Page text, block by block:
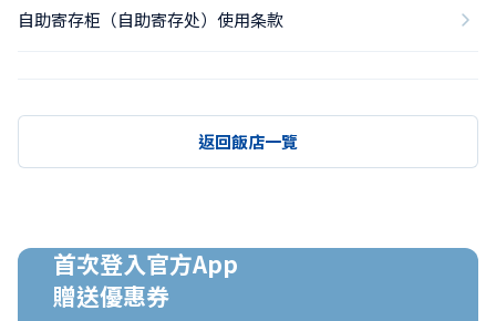
自助寄存柜（自助寄存处）使用条款
返回飯店一覽
首次登入官方App
贈送優惠券